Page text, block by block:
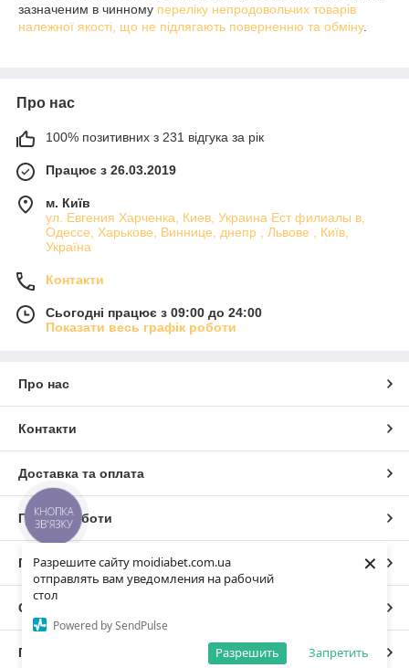
Разрешите сайту moidiabet.com.ua
отправлять вам уведомления на рабочий
стол
Powered by SendPulse
Запретить
Разрешить
×
зазначеним в чинному переліку непродовольчих товарів
належної якості, що не підлягають поверненню та обміну.
Про нас
100% позитивних з 231 відгука за рік
Працює з 26.03.2019
м. Київ
ул. Евгения Харченка, Киев, Украина Ест филиалы в,
Одессе, Харькове, Виннице, днепр , Львове , Київ,
Україна
Контакти
Сьогодні працює з 09:00 до 24:00
Показати весь графік роботи
Про нас
Контакти
Доставка та оплата
Графік роботи
Повна версія сайту
Сайт створено на маркетплейсі
Політика конфіденційності
КНОПКА
ЗВ'ЯЗКУ